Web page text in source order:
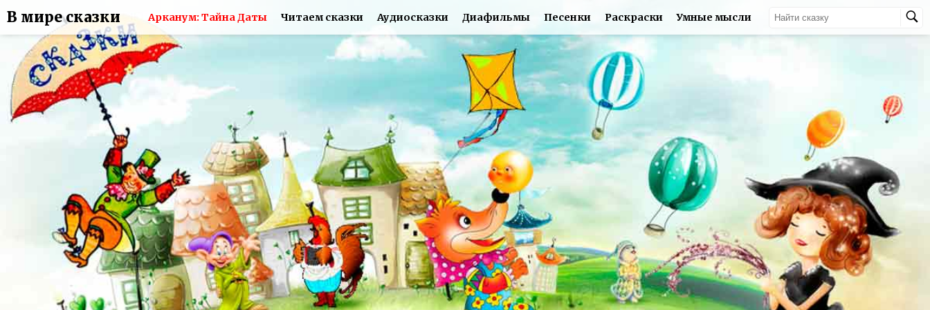
В мире сказки Арканум: Тайна Даты Читаем сказки Аудиосказки Диафильмы Песенки Раскраски Умные мысли